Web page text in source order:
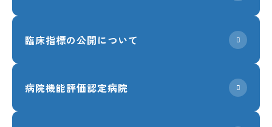
臨床指標の公開について
病院機能評価認定病院